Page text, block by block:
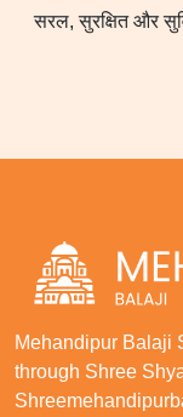
सरल, सुरक्षित और
Mehandipur Balaji
through Shree